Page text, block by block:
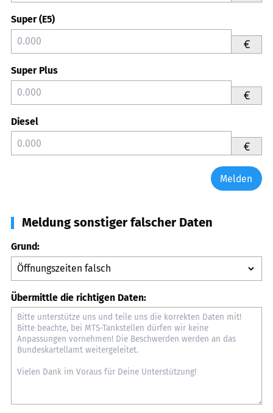
Super (E5)
€
Super Plus
€
Diesel
€
Melden
Meldung sonstiger falscher Daten
Grund:
Übermittle die richtigen Daten: